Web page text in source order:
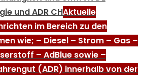
und ADR CHAktuelle
im Bereich zu den
wie; – Diesel – Strom – Gas –
– AdBlue sowie –
(ADR) innerhalb von der